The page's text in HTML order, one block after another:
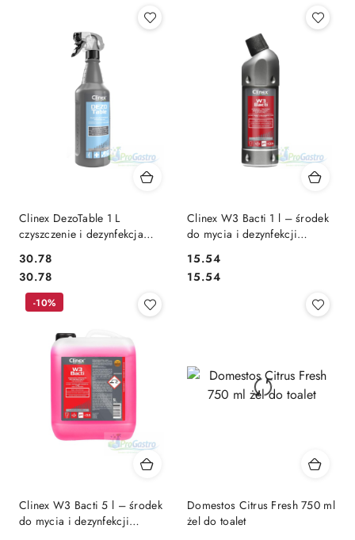
Clinex DezoTable 1 L
czyszczenie i dezynfekcja
Cena:
30.78
Cena:
30.78
Clinex W3 Bacti 1 l – środek
do mycia i dezynfekcji
Cena:
15.54
Cena:
15.54
Clinex W3 Bacti 5 l – środek
do mycia i dezynfekcji
-10%
Domestos Citrus Fresh 750 ml
żel do toalet